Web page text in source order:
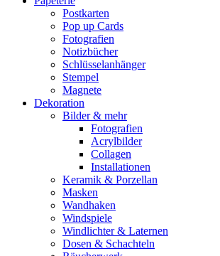
Postkarten
Pop up Cards
Fotografien
Notizbücher
Schlüsselanhänger
Stempel
Magnete
Dekoration
Bilder & mehr
Fotografien
Acrylbilder
Collagen
Installationen
Keramik & Porzellan
Masken
Wandhaken
Windspiele
Windlichter & Laternen
Dosen & Schachteln